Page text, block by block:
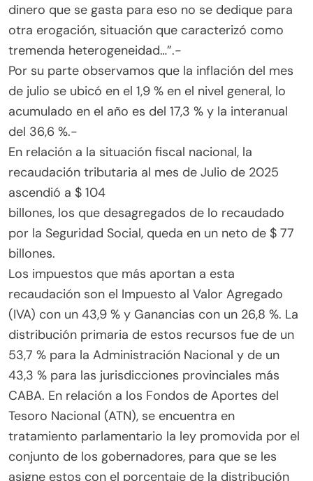
dinero que se gasta para eso no se dedique para
otra erogación, situación que caracterizó como
tremenda heterogeneidad…”.-
Por su parte observamos que la inflación del mes
de julio se ubicó en el 1,9 % en el nivel general, lo
acumulado en el año es del 17,3 % y la interanual
del 36,6 %.-
En relación a la situación fiscal nacional, la
recaudación tributaria al mes de Julio de 2025
ascendió a $ 104
billones, los que desagregados de lo recaudado
por la Seguridad Social, queda en un neto de $ 77
billones.
Los impuestos que más aportan a esta
recaudación son el Impuesto al Valor Agregado
(IVA) con un 43,9 % y Ganancias con un 26,8 %. La
distribución primaria de estos recursos fue de un
53,7 % para la Administración Nacional y de un
43,3 % para las jurisdicciones provinciales más
CABA. En relación a los Fondos de Aportes del
Tesoro Nacional (ATN), se encuentra en
tratamiento parlamentario la ley promovida por el
conjunto de los gobernadores, para que se les
asigne estos con el porcentaje de la distribución